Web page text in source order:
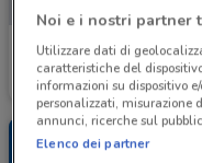
Conad Superstore
Scade il 30/09
Noi e i nostri partner
Utilizzare dati di
caratteristiche del
informazioni su dispositivo
personalizzati, misurazione
annunci, ricerche sul
Elenco dei partner